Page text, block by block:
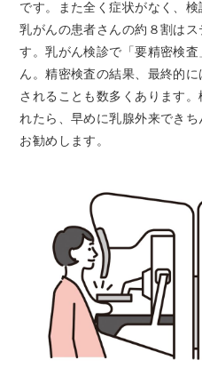
です。また全く症状がなく、
乳がんの患者さんの約８割は
す。乳がん検診で「要精密検
ん。精密検査の結果、最終的
されることも数多くあります
れたら、早めに乳腺外来でき
お勧めします。